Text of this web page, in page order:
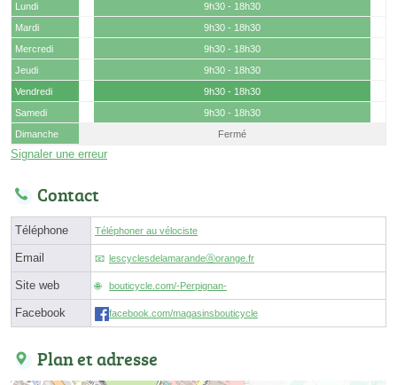
Lundi
9h30 - 18h30
Mardi
9h30 - 18h30
Mercredi
9h30 - 18h30
Jeudi
9h30 - 18h30
Vendredi
9h30 - 18h30
Samedi
9h30 - 18h30
Dimanche
Fermé
Signaler une erreur
Contact
Téléphone Téléphoner au vélociste
Email lescyclesdelamarandeⓐorange.fr
Site web bouticycle.com/-Perpignan-
Facebook facebook.com/magasinsbouticycle
Plan et adresse